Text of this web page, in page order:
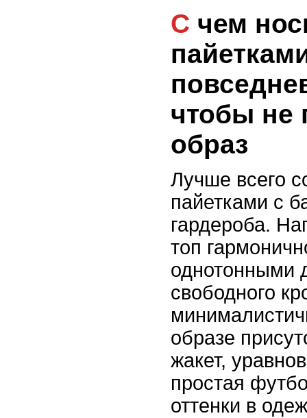
С чем носить вещи с
чтобы не
образ
Лучше всего
пайетками с
гардероба.
топ
однотонными
свободного
образе
жакет,
простая
оттенки в